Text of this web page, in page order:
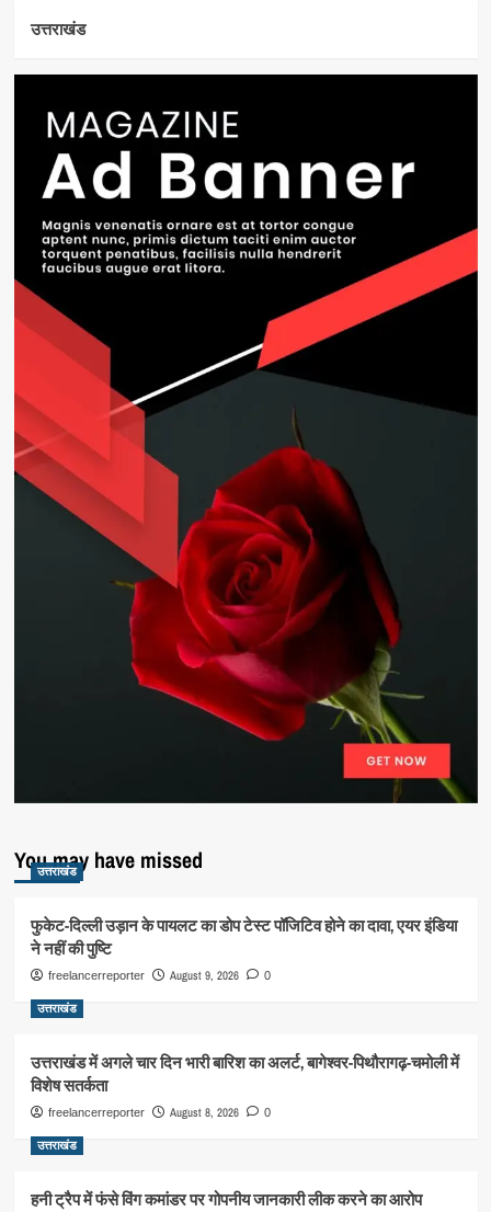
उत्तराखंड
You may have missed
उत्तराखंड
फुकेट-दिल्ली उड़ान के पायलट का डोप टेस्ट पॉजिटिव होने का दावा, एयर इंडिया
ने नहीं की पुष्टि
freelancerreporter August 9, 2026 0
उत्तराखंड
उत्तराखंड में अगले चार दिन भारी बारिश का अलर्ट, बागेश्वर-पिथौरागढ़-चमोली में
विशेष सतर्कता
freelancerreporter August 8, 2026 0
उत्तराखंड
हनी ट्रैप में फंसे विंग कमांडर पर गोपनीय जानकारी लीक करने का आरोप